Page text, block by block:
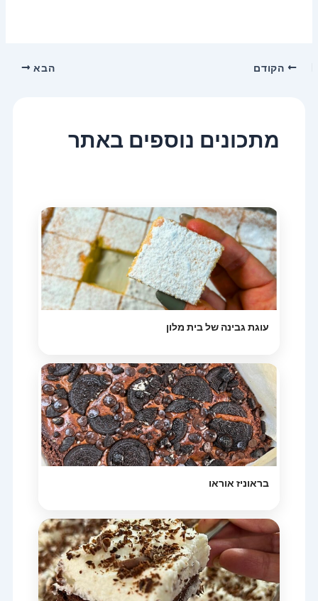
הקודם הבא
מתכונים נוספים באתר
עוגת גבינה של בית מלון
בראוניז אוראו